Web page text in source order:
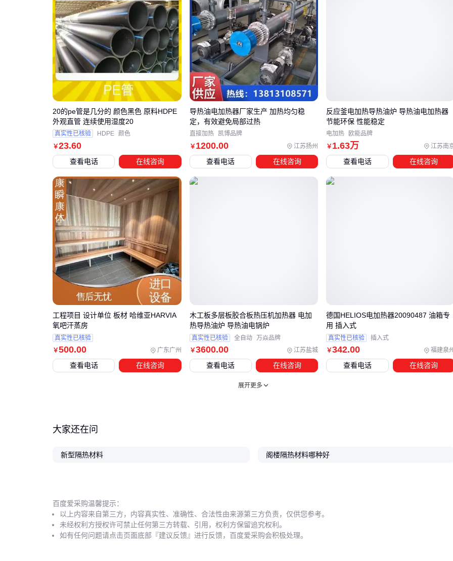
结论：选型时要看材料在目标温度区间的实测数据，而非常温
导热系数 🔥
四、买完主材才发现要追加的隐形预算
隔热工程常被忽视的配套成本有三类：
锚固系统：普通保温钉在高温下会软化，需用带金属套管的
被动房保温锚栓
密封材料：接缝处要用 铝箔胶带
而非普通胶带，耐温差超
过200℃
：室外管道建议加装网格布
经验值：
配套材料通常占主材成本的15-25%，采购时就要同
选隔热材料本质是匹配热负荷曲线：先确定最高工作温度和热
流密度，再考虑防腐/抗震等附加需求。对高温管道，
+气凝胶隔热毡组合往往比单层方案更经济；而临时设施
玻璃棉卷毡
就能满足。记住：标称参数只是起点，实际工况
才是终点。
￥23.60
20的pe管是几分的 颜色黑色 原料HDPE
外观直管 连续使用湿度20
真实性已核验 HDPE 颜色
查看电话 在线咨询
￥1200.00 江苏扬州
导热油电加热器厂家生产 加热均匀稳
定，有效避免局部过热
直接加热 凯博品牌
查看电话 在线咨询
￥1.63万 江苏南
反应釜电加热导热油炉 导热油电加热器
节能环保 性能稳定
电加热 欧能品牌
查看电话 在线咨询
￥500.00 广东广州
工程项目 设计单位 板材 哈维亚HARVIA
氧吧汗蒸房
真实性已核验
查看电话 在线咨询
￥3600.00 江苏盐城
木工板多层板胶合板热压机加热器 电加
热导热油炉 导热油电锅炉
真实性已核验 全自动 万焱品牌
查看电话 在线咨询
￥342.00 福建泉
德国HELIOS电加热器20090487 油箱专
用 插入式
真实性已核验 插入式
查看电话 在线咨询
展开更多
大家还在问
新型隔热材料 阁楼隔热材料哪种好
百度爱采购温馨提示：
以上内容来自第三方，内容真实性、准确性、合法性由来源第三方负责，仅供您参考。
未经权利方授权许可禁止任何第三方转载、引用，权利方保留追究权利。
如有任何问题请点击页面底部『建议反馈』进行反馈，百度爱采购会积极处理。